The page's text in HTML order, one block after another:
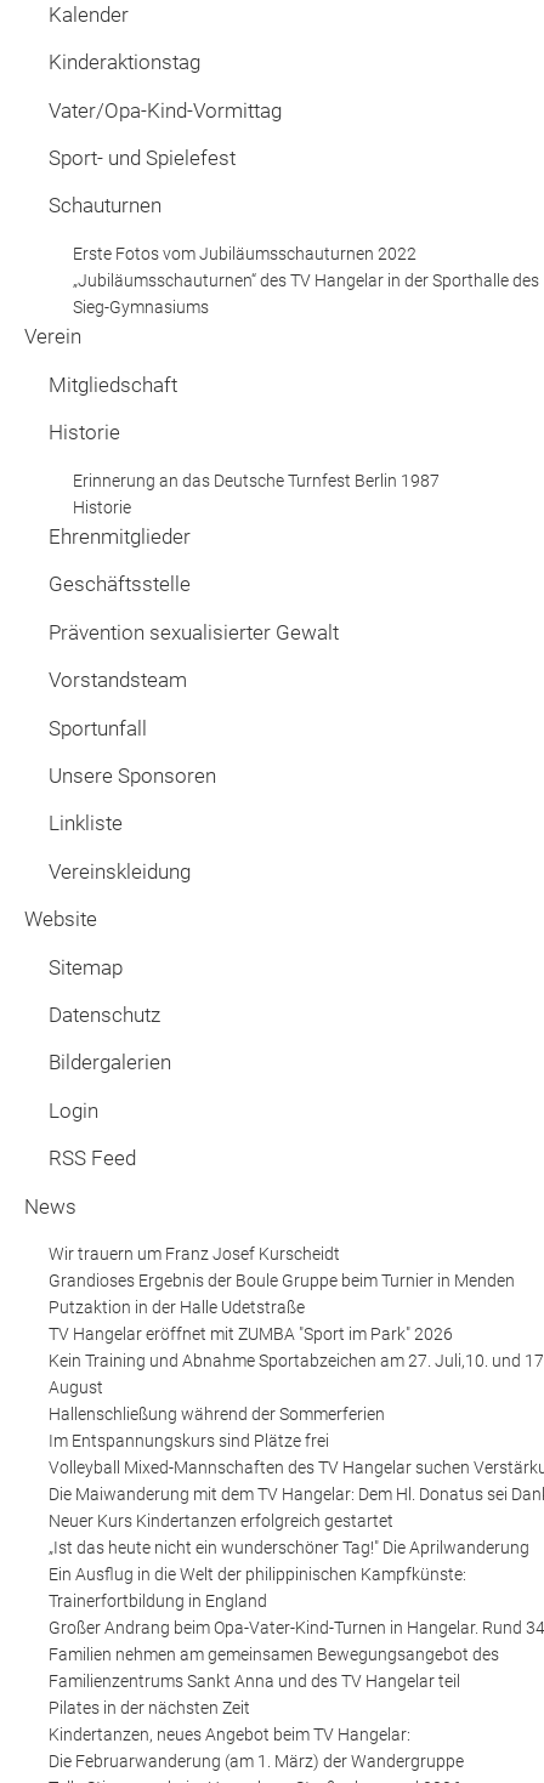
Kalender
Kinderaktionstag
Vater/Opa-Kind-Vormittag
Sport- und Spielefest
Schauturnen
Erste Fotos vom Jubiläumsschauturnen 2022
„Jubiläumsschauturnen“ des TV Hangelar in der Sporthalle des
Sieg-Gymnasiums
Verein
Mitgliedschaft
Historie
Erinnerung an das Deutsche Turnfest Berlin 1987
Historie
Ehrenmitglieder
Geschäftsstelle
Prävention sexualisierter Gewalt
Vorstandsteam
Sportunfall
Unsere Sponsoren
Linkliste
Vereinskleidung
Website
Sitemap
Datenschutz
Bildergalerien
Login
RSS Feed
News
Wir trauern um Franz Josef Kurscheidt
Grandioses Ergebnis der Boule Gruppe beim Turnier in Menden
Putzaktion in der Halle Udetstraße
TV Hangelar eröffnet mit ZUMBA "Sport im Park" 2026
Kein Training und Abnahme Sportabzeichen am 27. Juli,10. und
August
Hallenschließung während der Sommerferien
Im Entspannungskurs sind Plätze frei
Volleyball Mixed-Mannschaften des TV Hangelar suchen
Die Maiwanderung mit dem TV Hangelar: Dem Hl. Donatus sei
Neuer Kurs Kindertanzen erfolgreich gestartet
„Ist das heute nicht ein wunderschöner Tag!" Die Aprilwanderung
Ein Ausflug in die Welt der philippinischen Kampfkünste:
Trainerfortbildung in England
Großer Andrang beim Opa-Vater-Kind-Turnen in Hangelar. Rund 34
Familien nehmen am gemeinsamen Bewegungsangebot des
Familienzentrums Sankt Anna und des TV Hangelar teil
Pilates in der nächsten Zeit
Kindertanzen, neues Angebot beim TV Hangelar:
Die Februarwanderung (am 1. März) der Wandergruppe